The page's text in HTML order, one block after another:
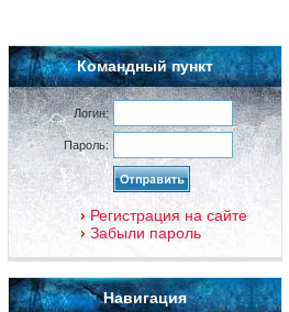
Командный пункт
Логин:
Пароль:
Регистрация на сайте
Забыли пароль
Навигация